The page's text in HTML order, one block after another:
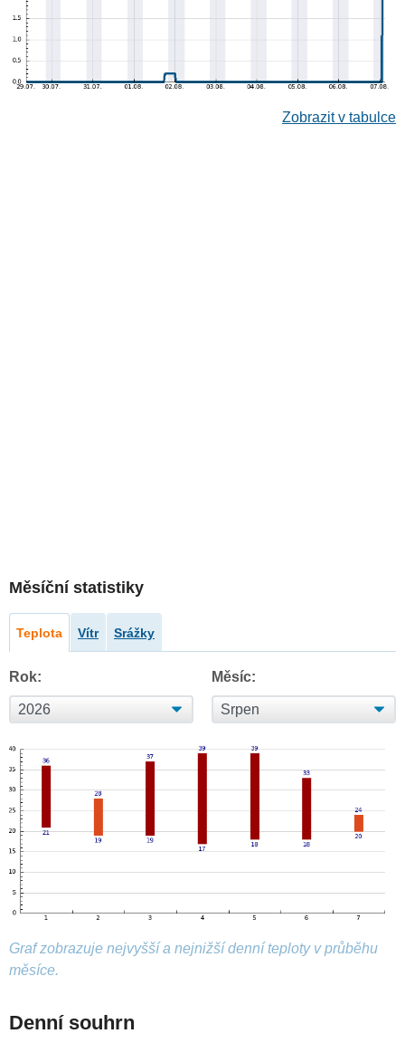
Zobrazit v tabulce
Měsíční statistiky
Teplota Vítr Srážky
Rok: Měsíc:
Graf zobrazuje nejvyšší a nejnižší denní teploty v průběhu
měsíce.
Denní souhrn